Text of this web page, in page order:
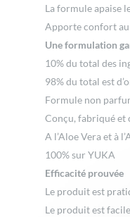
La formule apaise
Apporte confort
Une formulation
10% du total des
98% du total est
Formule non
Conçu, fabriqué et
A l’Aloe Vera et à
100% sur YUKA
Efficacité prouvée
Le produit est
Le produit est